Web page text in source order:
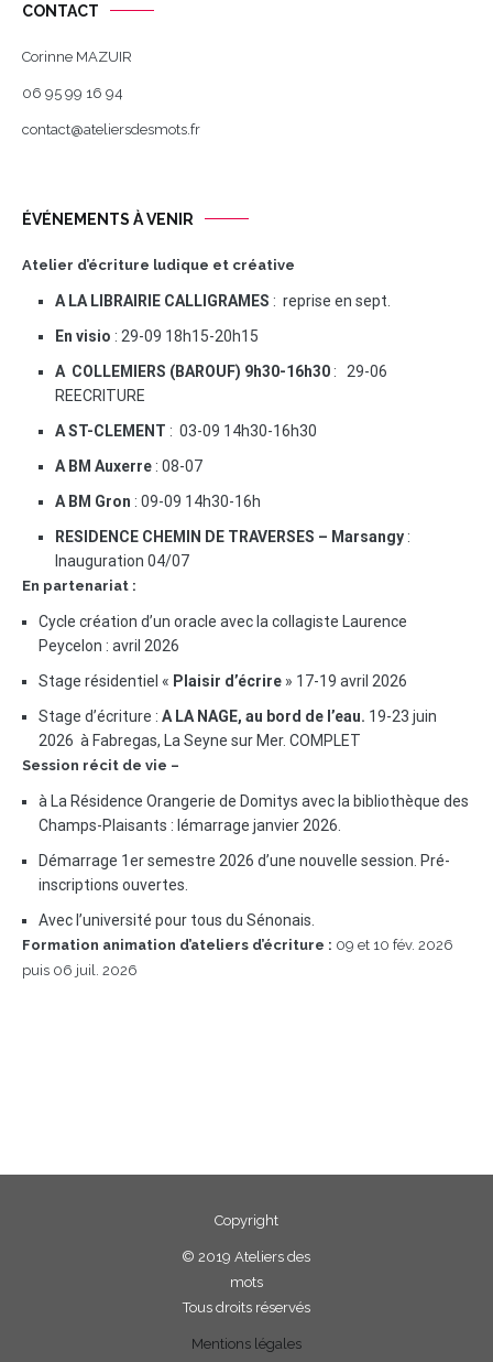
CONTACT
Corinne MAZUIR
06 95 99 16 94
contact@ateliersdesmots.fr
ÉVÉNEMENTS À VENIR
Atelier d’écriture ludique et créative
A LA LIBRAIRIE CALLIGRAMES : reprise en sept.
En visio : 29-09 18h15-20h15
A COLLEMIERS (BAROUF) 9h30-16h30 : 29-06
REECRITURE
A ST-CLEMENT : 03-09 14h30-16h30
A BM Auxerre : 08-07
A BM Gron : 09-09 14h30-16h
RESIDENCE CHEMIN DE TRAVERSES – Marsangy :
Inauguration 04/07
En partenariat :
Cycle création d’un oracle avec la collagiste Laurence
Peycelon : avril 2026
Stage résidentiel « Plaisir d’écrire » 17-19 avril 2026
Stage d’écriture : A LA NAGE, au bord de l’eau. 19-23 juin
2026 à Fabregas, La Seyne sur Mer. COMPLET
Session récit de vie –
à La Résidence Orangerie de Domitys avec la bibliothèque des
Champs-Plaisants : lémarrage janvier 2026.
Démarrage 1er semestre 2026 d’une nouvelle session. Pré-
inscriptions ouvertes.
Avec l’université pour tous du Sénonais.
Formation animation d’ateliers d’écriture : 09 et 10 fév. 2026
puis 06 juil. 2026
Copyright
© 2019 Ateliers des
mots
Tous droits réservés
Mentions légales